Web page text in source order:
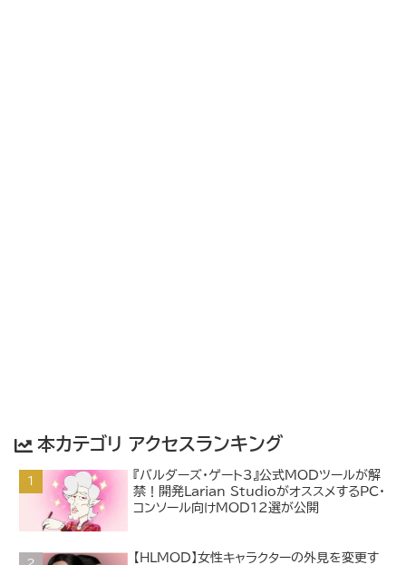
本カテゴリ アクセスランキング
『バルダーズ・ゲート3』公式MODツールが解
禁！開発Larian StudioがオススメするPC・
コンソール向けMOD12選が公開
【HLMOD】女性キャラクターの外見を変更す